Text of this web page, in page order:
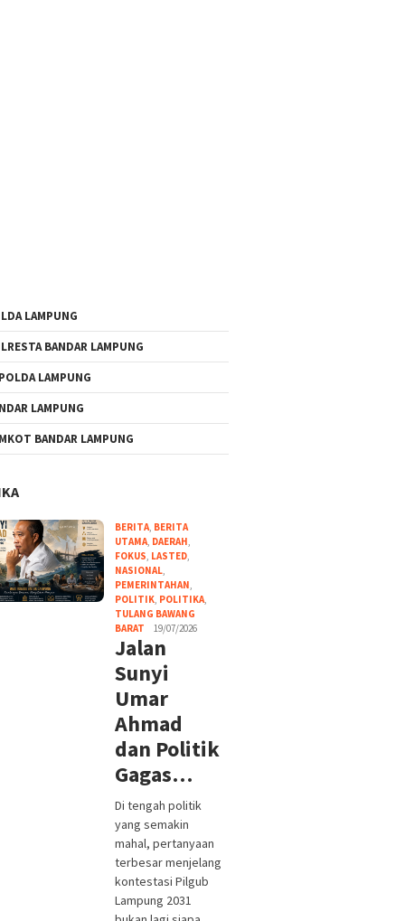
LAMPUNG
BANDAR LAMPUNG
LAMPUNG
LAMPUNG
BANDAR LAMPUNG
BERITA, BERITA
UTAMA, DAERAH,
FOKUS, LASTED,
NASIONAL,
PEMERINTAHAN,
POLITIK, POLITIKA,
TULANG BAWANG
BARAT
19/07/2026
Jalan
Sunyi
Umar
Ahmad
dan Politik
Gagas…
Di tengah politik
yang semakin
mahal, pertanyaan
terbesar menjelang
kontestasi Pilgub
Lampung 2031